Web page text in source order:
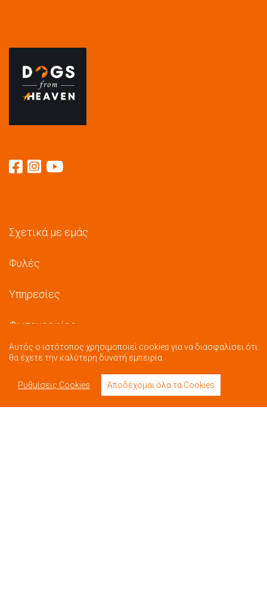
Σχετικά με εμάς
Φυλές
Υπηρεσίες
Φωτογραφίες
Βίντεο
Αυτός ο ιστότοπος χρησιμοποιεί cookies για να διασφαλίσει ότι
θα έχετε την καλύτερη δυνατή εμπειρία
Ρυθμίσεις Cookies Αποδέχομαι όλα τα Cookies